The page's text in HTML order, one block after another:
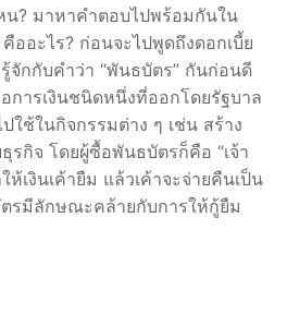
? มาหาคำตอบไปพร้อมกันใน
ออะไร? ก่อนจะไปพูดถึงดอกเบี้ย
จักกับคำว่า “พันธบัตร” กันก่อนดี
การเงินชนิดหนึ่งที่ออกโดยรัฐบาล
ใช้ในกิจกรรมต่าง ๆ เช่น สร้าง
รกิจ โดยผู้ซื้อพันธบัตรก็คือ “เจ้า
ห้เงินเค้ายืม แล้วเค้าจะจ่ายคืนเป็น
รมีลักษณะคล้ายกับการให้กู้ยืม